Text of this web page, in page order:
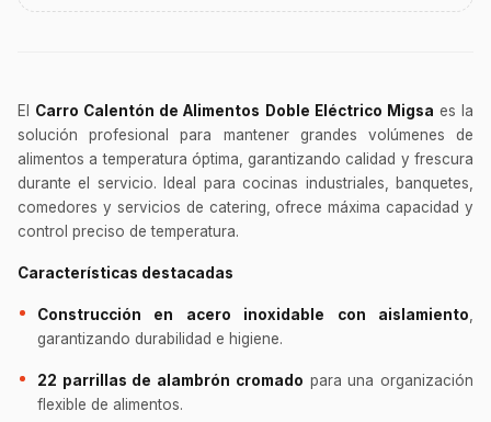
El Carro Calentón de Alimentos Doble Eléctrico Migsa es la
solución profesional para mantener grandes volúmenes de
alimentos a temperatura óptima, garantizando calidad y frescura
durante el servicio. Ideal para cocinas industriales, banquetes,
comedores y servicios de catering, ofrece máxima capacidad y
control preciso de temperatura.
Características destacadas
Construcción en acero inoxidable con aislamiento
garantizando durabilidad e higiene.
22 parrillas de alambrón cromado para una organización
flexible de alimentos.
Ver sucursales y contacto